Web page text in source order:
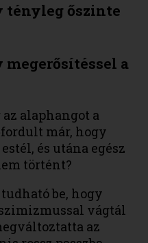
tényleg őszinte
megerősítéssel a
az alaphangot a
már, hogy
és utána egész
történt?
be, hogy
vágtál
az